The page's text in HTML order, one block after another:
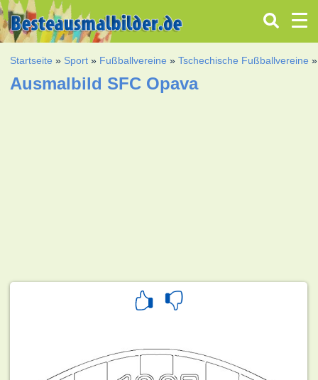
Startseite » Sport » Fußballvereine »Tschechische Fußballvereine
Ausmalbild SFC Opava